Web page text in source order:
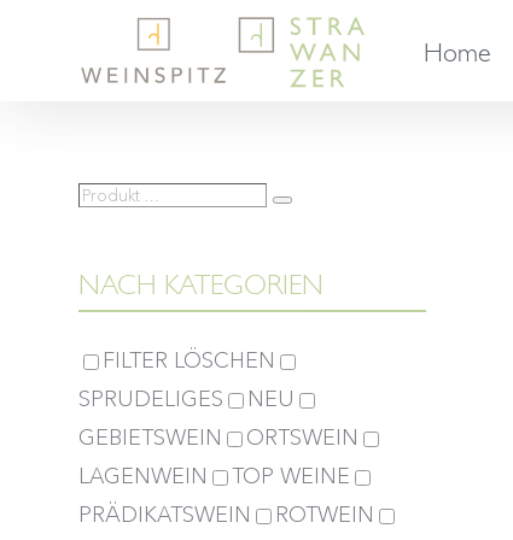
Home
Produkt
Suche
NACH KATEGORIEN
FILTER LÖSCHEN
SPRUDELIGES
NEU
GEBIETSWEIN
ORTSWEIN
LAGENWEIN
TOP WEINE
PRÄDIKATSWEIN
ROTWEIN